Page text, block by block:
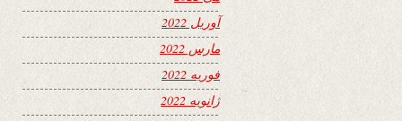
آوریل 2022
مارس 2022
فوریه 2022
ژانویه 2022